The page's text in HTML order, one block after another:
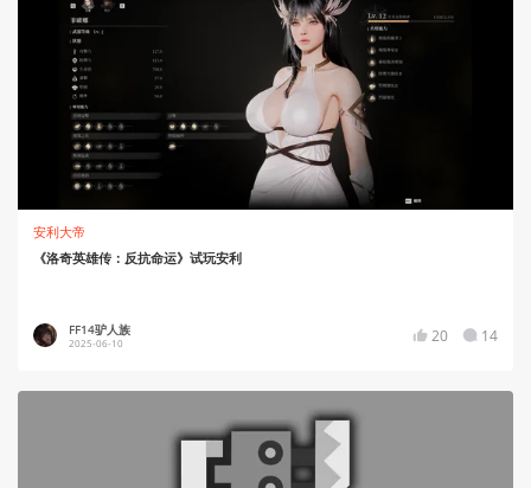
安利大帝
《洛奇英雄传：反抗命运》试玩安利
FF14驴人族
2025-06-10 20 14